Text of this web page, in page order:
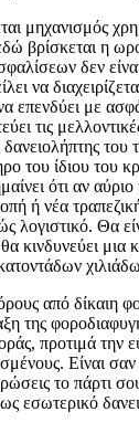
μηχανισμός
βρίσκεται η
δεν
να
επενδύει με
τις
του
του ίδιου του
ότι αν
ή νέα
λογιστικό. Θα
κινδυνεύει
από δίκαιη
της
προτιμά την
Είναι
το πάρτι
εσωτερικό